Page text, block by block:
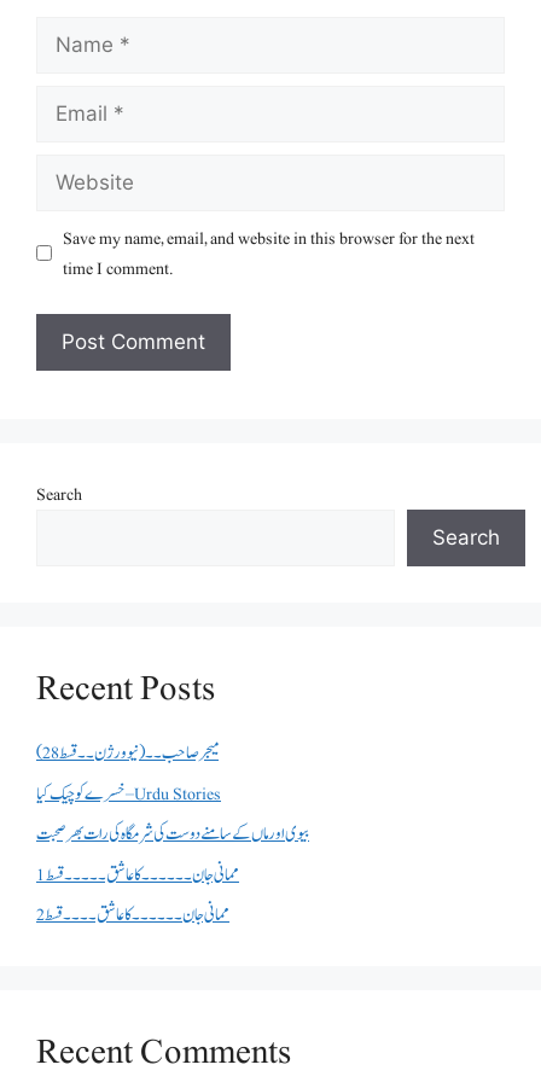
Name
Email
Website
Save my name, email, and website in this browser for the next
time I comment.
Search
Search
Recent Posts
میجر صاحب۔۔( نیو ورژن ۔۔قسط 28)
خسرے کو چیک کیا – Urdu Stories
بیوی اور ماں کے سامنے دوست کی شرمگاہ کی رات بھر صحبت
ممانی جان ۔۔۔۔۔۔کا عاشق ۔۔۔۔۔قسط 1
ممانی جان ۔۔۔۔۔۔کا عاشق ۔۔۔۔قسط 2
Recent Comments